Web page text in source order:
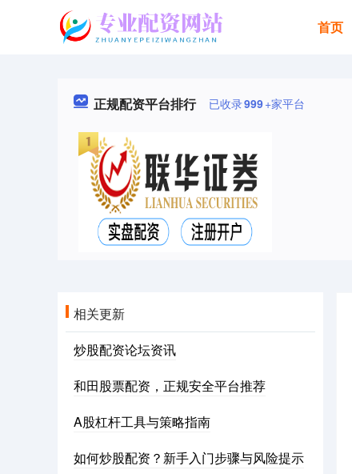
首页
正规配资平台排行 已收录999+家平台
相关更新
炒股配资论坛资讯
和田股票配资，正规安全平台推荐
A股杠杆工具与策略指南
如何炒股配资？新手入门步骤与风险提示